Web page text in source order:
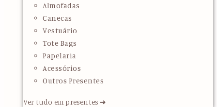
Almofadas
Canecas
Vestuário
Tote Bags
Papelaria
Acessórios
Outros Presentes
Ver tudo em presentes ➜